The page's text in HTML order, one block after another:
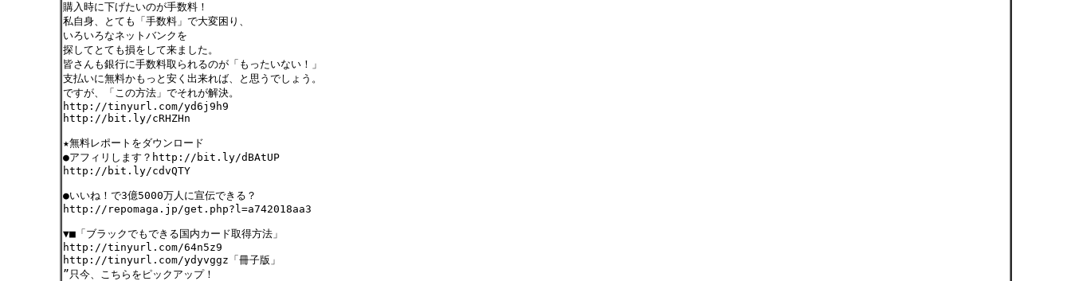
購入時に下げたいのが手数料！
私自身、とても「手数料」で大変困り、
いろいろなネットバンクを
探してとても損をして来ました。
皆さんも銀行に手数料取られるのが「もったいない！」
支払いに無料かもっと安く出来れば、と思うでしょう。
ですが、「この方法」でそれが解決。
http://tinyurl.com/yd6j9h9
http://bit.ly/cRHZHn
★無料レポートをダウンロード
●アフィリします？http://bit.ly/dBAtUP
http://bit.ly/cdvQTY
●いいね！で3億5000万人に宣伝できる？
http://repomaga.jp/get.php?l=a742018aa3
▼■「ブラックでもできる国内カード取得方法」
http://tinyurl.com/64n5z9
http://tinyurl.com/ydyvggz「冊子版」
”只今、こちらをピックアップ！